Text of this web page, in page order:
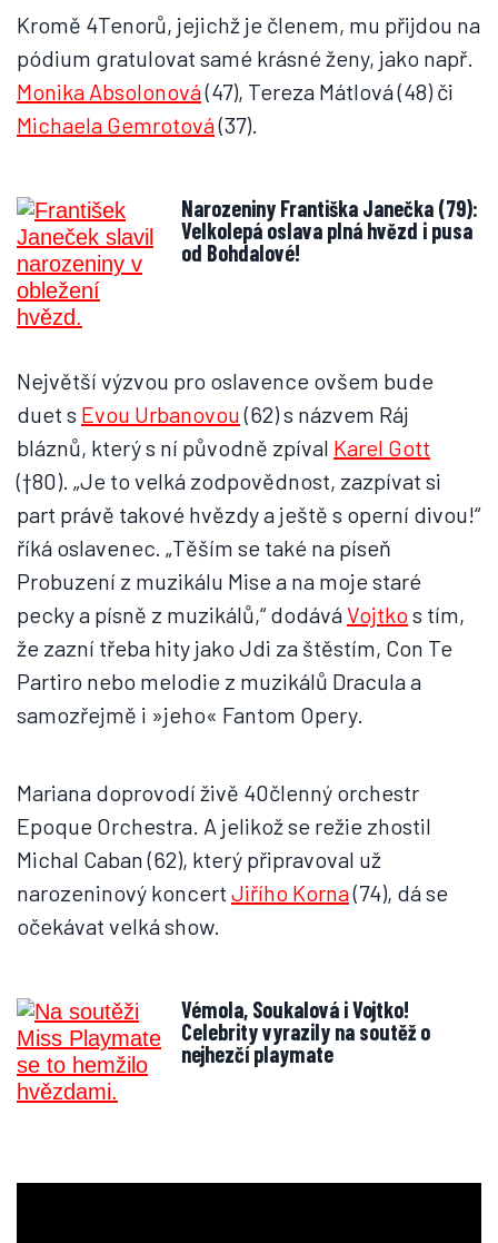
Kromě 4Tenorů, jejichž je členem, mu přijdou na
pódium gratulovat samé krásné ženy, jako např.
Monika Absolonová(47), Tereza Mátlová (48) či
Michaela Gemrotová(37).
Narozeniny Františka Janečka (79):
Velkolepá oslava plná hvězd i pusa
od Bohdalové!
Největší výzvou pro oslavence ovšem bude
duet s Evou Urbanovou(62) s názvem Ráj
bláznů, který s ní původně zpíval Karel Gott
(†80). „Je to velká zodpovědnost, zazpívat si
part právě takové hvězdy a ještě s operní divou!“
říká oslavenec. „Těším se také na píseň
Probuzení z muzikálu Mise a na moje staré
pecky a písně z muzikálů,“ dodáváVojtko s tím,
že zazní třeba hity jako Jdi za štěstím, Con Te
Partiro nebo melodie z muzikálů Dracula a
samozřejmě i »jeho« Fantom Opery.
Mariana doprovodí živě 40členný orchestr
Epoque Orchestra. A jelikož se režie zhostil
Michal Caban (62), který připravoval už
narozeninový koncert Jiřího Korna(74), dá se
očekávat velká show.
Vémola, Soukalová i Vojtko!
Celebrity vyrazily na soutěž o
nejhezčí playmate